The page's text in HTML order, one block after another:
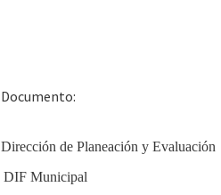
Dirección de Planeación y Evaluación
DIF Municipal